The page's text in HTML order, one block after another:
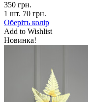
350 грн.
1 шт. 70 грн.
Оберіть колір
Add to Wishlist
Новинка!